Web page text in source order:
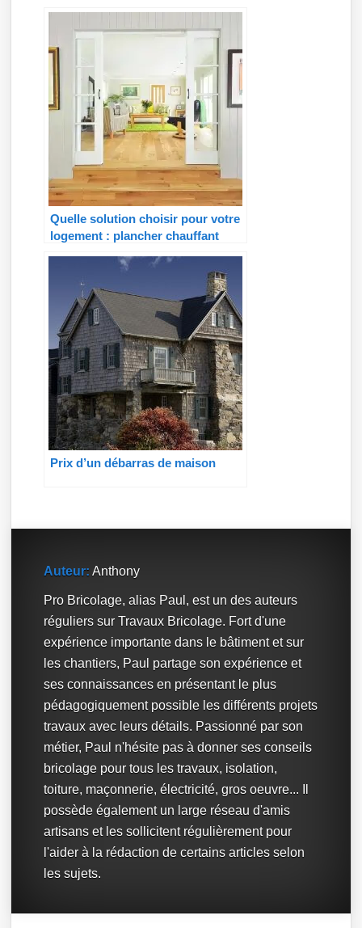
Quelle solution choisir pour votre
logement : plancher chauffant
Prix d’un débarras de maison
Auteur: Anthony
Pro Bricolage, alias Paul, est un des auteurs
réguliers sur Travaux Bricolage. Fort d'une
expérience importante dans le bâtiment et sur
les chantiers, Paul partage son expérience et
ses connaissances en présentant le plus
pédagogiquement possible les différents projets
travaux avec leurs détails. Passionné par son
métier, Paul n'hésite pas à donner ses conseils
bricolage pour tous les travaux, isolation,
toiture, maçonnerie, électricité, gros oeuvre... Il
possède également un large réseau d'amis
artisans et les sollicitent régulièrement pour
l'aider à la rédaction de certains articles selon
les sujets.